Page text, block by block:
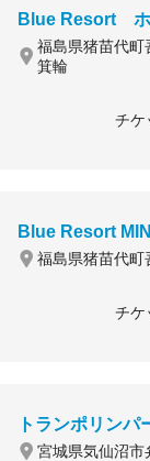
Blue Resort ホ
福島県猪苗代
箕輪
チケ
Blue Resort
福島県猪苗代町
チケ
トランポリンパ
宮城県気仙沼市